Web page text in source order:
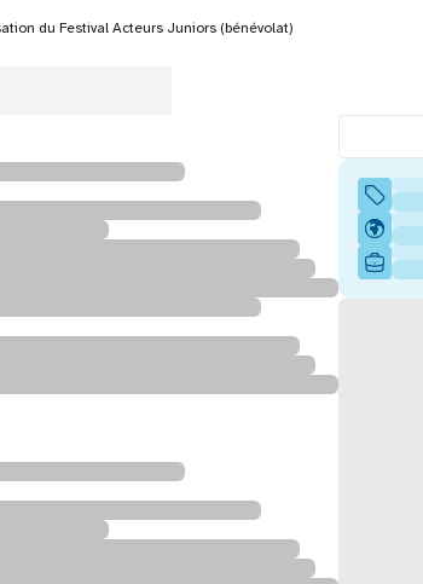
du Festival Acteurs Juniors (bénévolat)